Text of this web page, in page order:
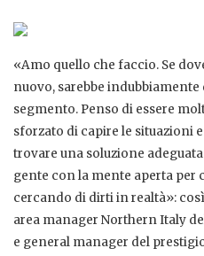
«Amo quello che faccio. Se
nuovo, sarebbe
segmento. Penso di essere
sforzato di capire le situazioni
trovare una soluzione
gente con la mente aperta per
cercando di dirti in realtà»:
area manager Northern Italy
e general manager del